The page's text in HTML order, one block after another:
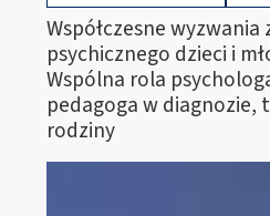
Współczesne wyzwania
psychicznego dzieci i
Wspólna rola
pedagoga w diagnozie,
rodziny